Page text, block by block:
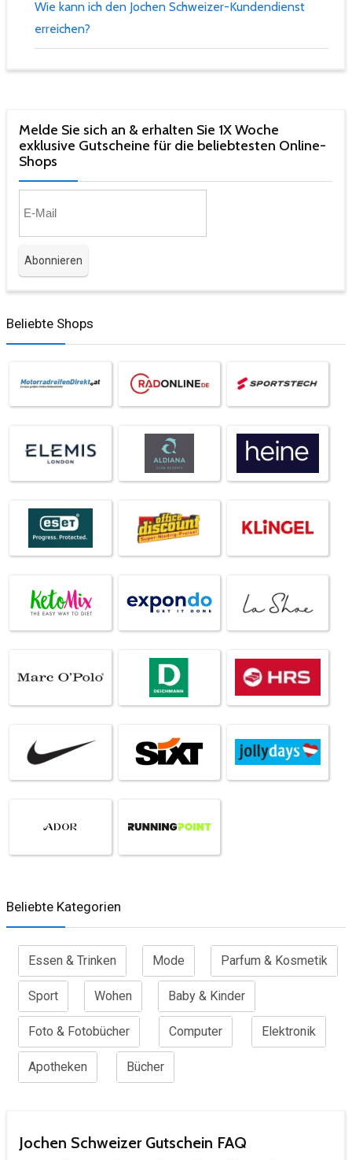
Wie kann ich den Jochen Schweizer-Kundendienst
erreichen?
Melde Sie sich an & erhalten Sie 1X Woche
exklusive Gutscheine für die beliebtesten Online-
Shops​
Beliebte Shops
Beliebte Kategorien
Essen & Trinken Mode Parfum & Kosmetik
Sport Wohen Baby & Kinder
Foto & Fotobücher Computer Elektronik
Apotheken Bücher
Jochen Schweizer Gutschein FAQ